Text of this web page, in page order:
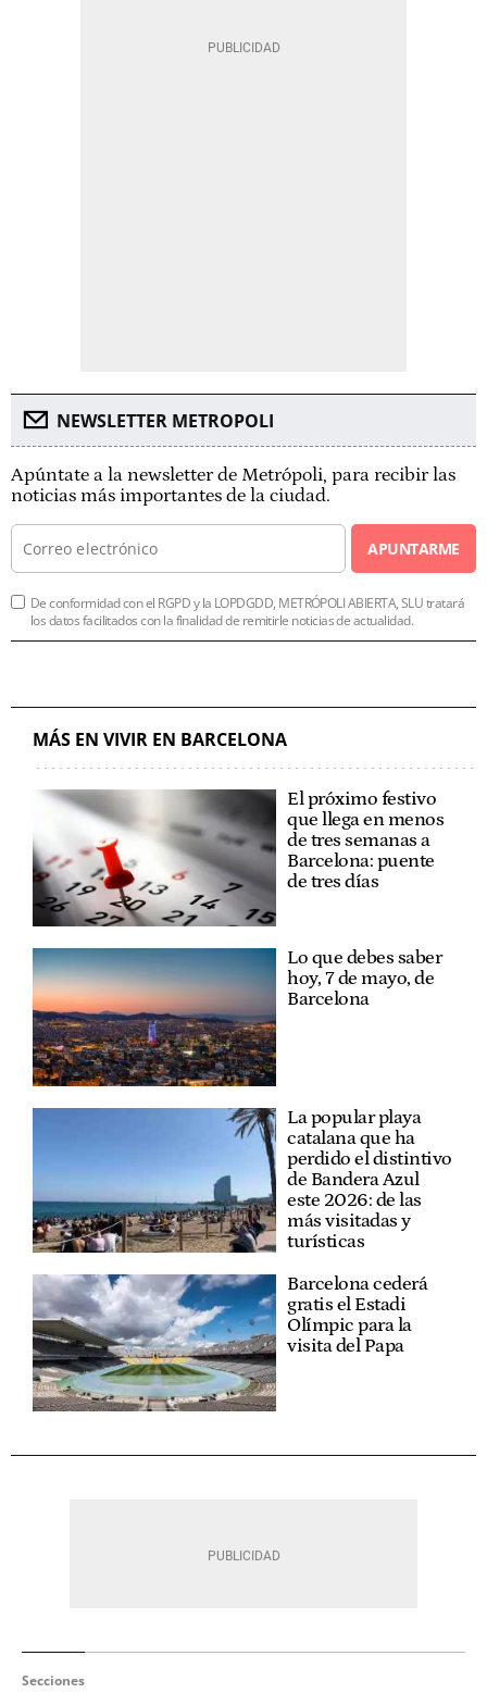
NEWSLETTER METROPOLI
Apúntate a la newsletter de Metrópoli, para recibir las
noticias más importantes de la ciudad.
APUNTARME
De conformidad con el RGPD y la LOPDGDD, METRÓPOLI ABIERTA, SLU tratará
los datos facilitados con la finalidad de remitirle noticias de actualidad.
MÁS EN VIVIR EN BARCELONA
El próximo festivo
que llega en menos
de tres semanas a
Barcelona: puente
de tres días
Lo que debes saber
hoy, 7 de mayo, de
Barcelona
La popular playa
catalana que ha
perdido el distintivo
de Bandera Azul
este 2026: de las
más visitadas y
turísticas
Barcelona cederá
gratis el Estadi
Olímpic para la
visita del Papa
Secciones